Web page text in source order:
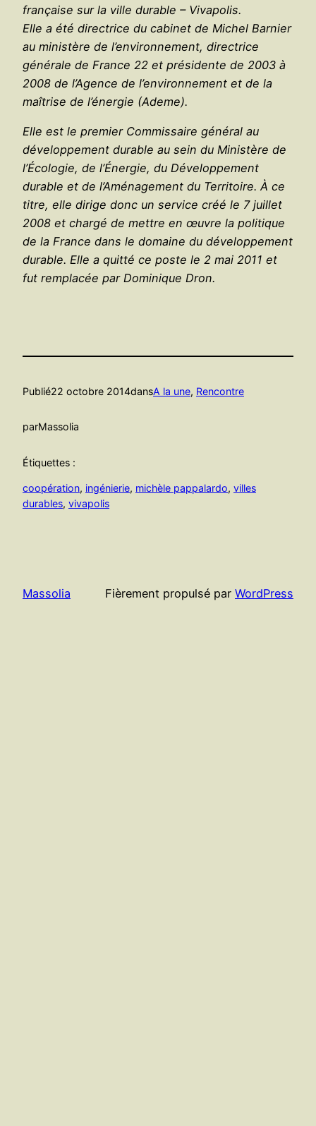
française sur la ville durable – Vivapolis.
Elle a été directrice du cabinet de Michel Barnier
au ministère de l’environnement, directrice
générale de France 22 et présidente de 2003 à
2008 de l’Agence de l’environnement et de la
maîtrise de l’énergie (Ademe).
Elle est le premier Commissaire général au
développement durable au sein du Ministère de
l’Écologie, de l’Énergie, du Développement
durable et de l’Aménagement du Territoire. À ce
titre, elle dirige donc un service créé le 7 juillet
2008 et chargé de mettre en œuvre la politique
de la France dans le domaine du développement
durable. Elle a quitté ce poste le 2 mai 2011 et
fut remplacée par Dominique Dron.
Publié22 octobre 2014dansA la une, Rencontre
parMassolia
Étiquettes :
coopération, ingénierie, michèle pappalardo, villes
durables, vivapolis
Massolia Fièrement propulsé par WordPress